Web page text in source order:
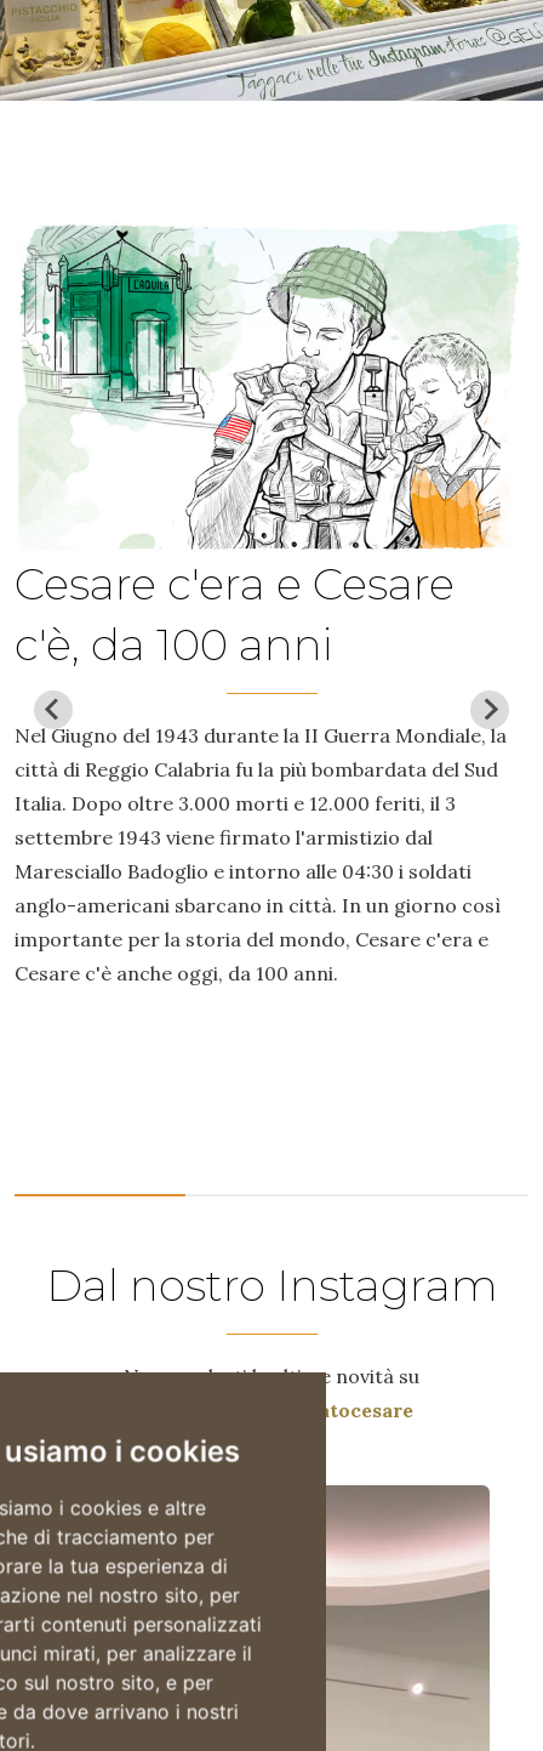
i cookies
i cookies e altre
di tracciamento per
la tua esperienza di
nel nostro sito, per
contenuti personalizzati
mirati, per analizzare il
sul nostro sito, e per
da dove arrivano i nostri
Cesare c'era e Cesare
c'è, da 100 anni
Nel Giugno del 1943 durante la II Guerra Mondiale, la
città di Reggio Calabria fu la più bombardata del Sud
Italia. Dopo oltre 3.000 morti e 12.000 feriti, il 3
settembre 1943 viene firmato l'armistizio dal
Maresciallo Badoglio e intorno alle 04:30 i soldati
anglo-americani sbarcano in città. In un giorno così
importante per la storia del mondo, Cesare c'era e
Cesare c'è anche oggi, da 100 anni.
Dal nostro Instagram
Non perderti le ultime novità su
instagram.com/gelatocesare